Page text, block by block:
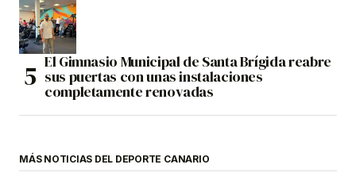
El Gimnasio Municipal de Santa Brígida reabre
sus puertas con unas instalaciones
completamente renovadas
MÁS NOTICIAS DEL DEPORTE CANARIO